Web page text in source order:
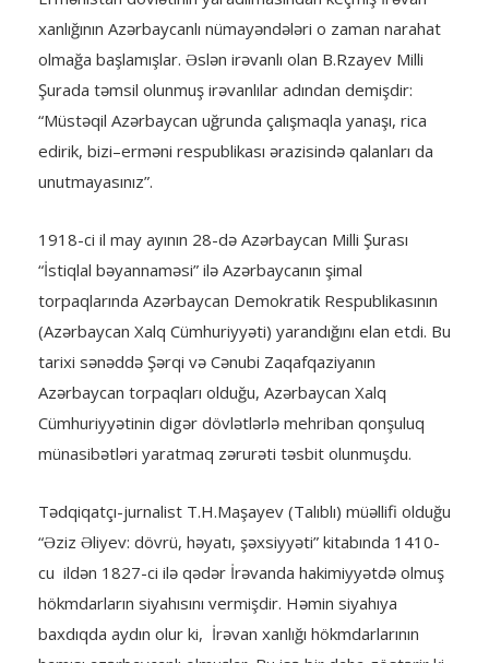
xanlığının Azərbaycanlı nümayəndələri o zaman narahat
olmağa başlamışlar. Əslən irəvanlı olan B.Rzayev Milli
Şurada təmsil olunmuş irəvanlılar adından demişdir:
“Müstəqil Azərbaycan uğrunda çalışmaqla yanaşı, rica
edirik, bizi–erməni respublikası ərazisində qalanları da
unutmayasınız”.
1918-ci il may ayının 28-də Azərbaycan Milli Şurası
“İstiqlal bəyannaməsi” ilə Azərbaycanın şimal
torpaqlarında Azərbaycan Demokratik Respublikasının
(Azərbaycan Xalq Cümhuriyyəti) yarandığını elan etdi. Bu
tarixi sənəddə Şərqi və Cənubi Zaqafqaziyanın
Azərbaycan torpaqları olduğu, Azərbaycan Xalq
Cümhuriyyətinin digər dövlətlərlə mehriban qonşuluq
münasibətləri yaratmaq zərurəti təsbit olunmuşdu.
Tədqiqatçı-jurnalist T.H.Maşayev (Talıblı) müəllifi olduğu
“Əziz Əliyev: dövrü, həyatı, şəxsiyyəti” kitabında 1410-
cu ildən 1827-ci ilə qədər İrəvanda hakimiyyətdə olmuş
hökmdarların siyahısını vermişdir. Həmin siyahıya
baxdıqda aydın olur ki, İrəvan xanlığı hökmdarlarının